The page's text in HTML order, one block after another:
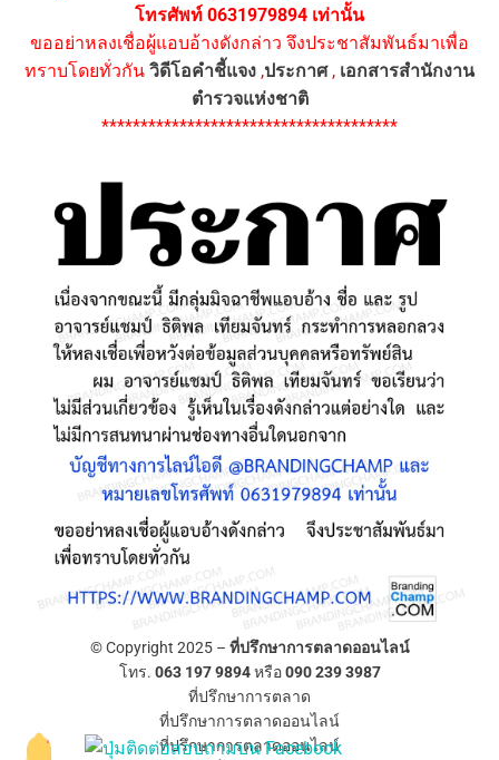
โทรศัพท์ 0631979894 เท่านั้น
ขออย่าหลงเชื่อผู้แอบอ้างดังกล่าว จึงประชาสัมพันธ์มาเพื่อ
ทราบโดยทั่วกัน วิดีโอคำชี้แจง ,ประกาศ, เอกสารสำนักงาน
ตำรวจแห่งชาติ
**************************************
© Copyright 2025 – ที่ปรึกษาการตลาดออนไลน์
โทร. 063 197 9894หรือ090 239 3987
ที่ปรึกษาการตลาด
ที่ปรึกษาการตลาดออนไลน์
ที่ปรึกษาการตลาดออนไลน์